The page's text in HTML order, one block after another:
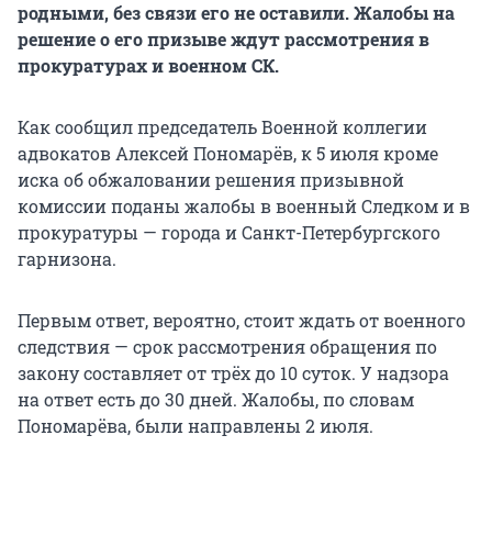
родными, без связи его не оставили. Жалобы на
решение о его призыве ждут рассмотрения в
прокуратурах и военном СК.
Как сообщил председатель Военной коллегии
адвокатов Алексей Пономарёв, к 5 июля кроме
иска об обжаловании решения призывной
комиссии поданы жалобы в военный Следком и в
прокуратуры — города и Санкт-Петербургского
гарнизона.
Первым ответ, вероятно, стоит ждать от военного
следствия — срок рассмотрения обращения по
закону составляет от трёх до 10 суток. У надзора
на ответ есть до 30 дней. Жалобы, по словам
Пономарёва, были направлены 2 июля.